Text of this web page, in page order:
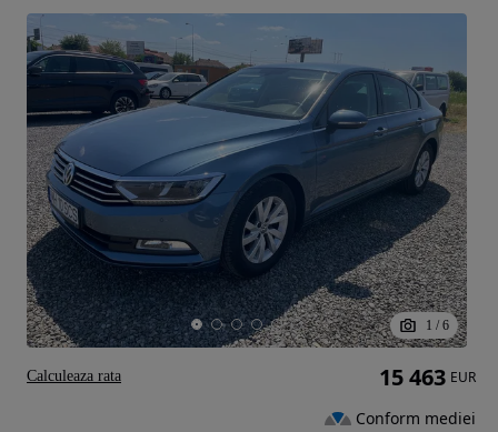
1 / 6
15 463 EUR
Conform mediei
Calculeaza rata